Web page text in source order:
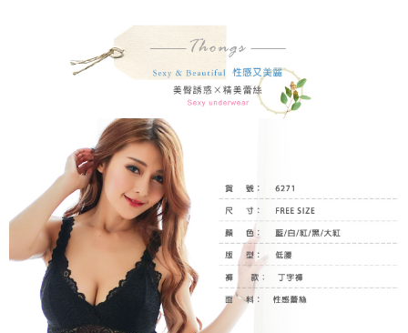
ATM／網路銀行／等多元方式進行付款，方視為交易完成。
※ 請注意：結帳手續完成當下不需立刻繳費，但若您需要取消訂單，請聯絡
購買商品的店家。未經商家同意取消之訂單仍視為有效，需透過AFTEE先享
後付繳納相關費用。
※ 交易是否成功請以「AFTEE先享後付 」之結帳頁面顯示為準，若有關於
是否繳費成功／繳費後需取消欲退款等相關疑問，請聯繫「AFTEE先享後付
https://netprotections.freshdesk.com/support/home
【注意事項】
１．透過由恩沛科技股份有限公司提供之「AFTEE先享後付」服務完成之交
易，需依本服務之必要範圍內提供個人資料，並將交易相關給付款項請求債
權轉讓予恩沛科技股份有限公司。
２．關於個人資料處理事宜，請瀏覽以下網址：
https://aftee.tw/terms/#terms3
３．未成年的使用者請事先徵得法定代理人或監護人之同意方可使用
「AFTEE先享後付」，若未經同意申辦者引起之損失，本公司不負相關責
任。
４．使用「AFTEE先享後付」時，將依據個別帳號之用戶狀況，依本公司即
時審查核予不同之上限額度；若仍有額度不足之情形，本公司將視審查結果
每筆NT$80，滿NT$899(含以上)免運費
每筆NT$80，滿NT$899(含以上)免運費
黑貓宅急便
每筆NT$80，滿NT$899(含以上)免運費